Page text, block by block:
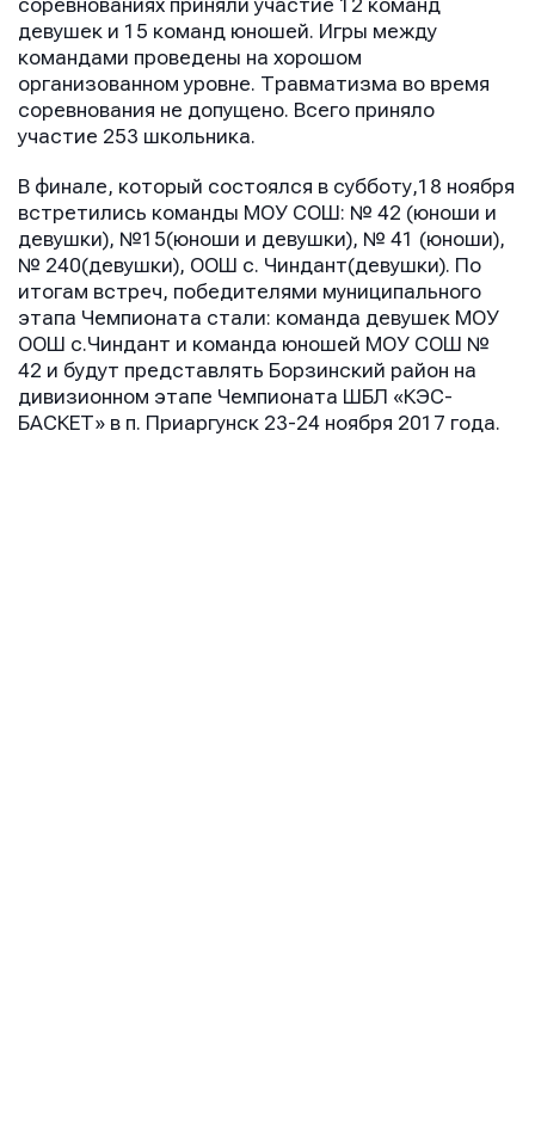
соревнованиях приняли участие 12 команд
девушек и 15 команд юношей. Игры между
командами проведены на хорошом
организованном уровне. Травматизма во время
соревнования не допущено. Всего приняло
участие 253 школьника.
В финале, который состоялся в субботу,18 ноября
встретились команды МОУ СОШ: № 42 (юноши и
девушки), №15(юноши и девушки), № 41 (юноши),
№ 240(девушки), ООШ с. Чиндант(девушки). По
итогам встреч, победителями муниципального
этапа Чемпионата стали: команда девушек МОУ
ООШ с.Чиндант и команда юношей МОУ СОШ №
42 и будут представлять Борзинский район на
дивизионном этапе Чемпионата ШБЛ «КЭС-
БАСКЕТ» в п. Приаргунск 23-24 ноября 2017 года.
Имя
E-mail
Телефон
Сообщение
Имя
E-mail
Телефон
Сообщение
Имя
E-mail
Телефон
Сообщение